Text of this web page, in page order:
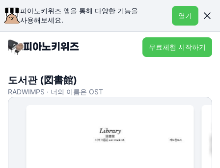
피아노키위즈 앱을 통해 다양한 기능을
사용해보세요.
열기
무료체험 시작하기
도서관 (図書館)
RADWIMPS · 너의 이름은 OST